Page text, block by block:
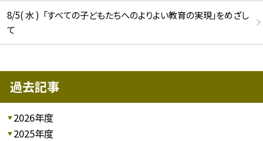
8/5( 水 ) 「すべての子どもたちへのよりよい教育の実現」をめざし
て
過去記事
2026年度
2025年度